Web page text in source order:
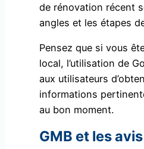
de rénovation récent
angles et les étapes
Pensez que si vous
local, l’utilisation de
aux utilisateurs
informations
au bon moment.
GMB et les